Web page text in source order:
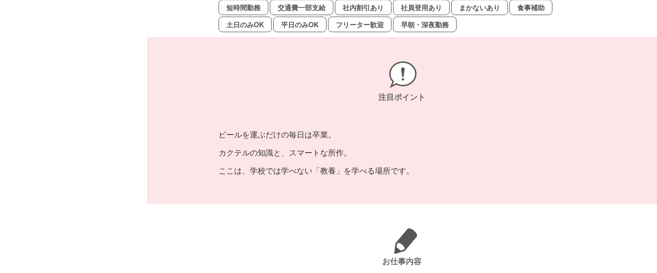
短時間勤務 交通費一部支給 社内割引あり 社員登用あり まかないあり
食事補助
土日のみOK
平日のみOK フリーター歓迎 早朝・深夜勤務
注目ポイント
ビールを運ぶだけの毎日は卒業。
カクテルの知識と、スマートな所作。
ここは、学校では学べない「教養」を学べる場所です。
お仕事内容